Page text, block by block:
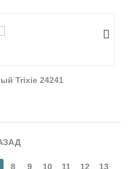
Trixie 24241
8 9 10 11 12
13